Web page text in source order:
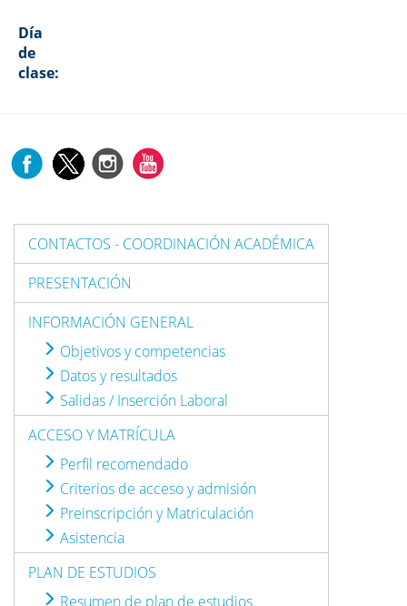
Día
de
clase:
CONTACTOS - COORDINACIÓN ACADÉMICA
PRESENTACIÓN
INFORMACIÓN GENERAL
Objetivos y competencias
Datos y resultados
Salidas / Inserción Laboral
ACCESO Y MATRÍCULA
Perfil recomendado
Criterios de acceso y admisión
Preinscripción y Matriculación
Asistencia
PLAN DE ESTUDIOS
Resumen de plan de estudios